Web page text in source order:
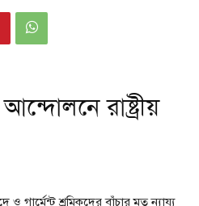
রাষ্ট্রীয়
ও গার্মেন্ট শ্রমিকদের বাঁচার মত ন্যায্য